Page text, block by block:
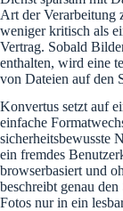
Art der Verarbeitung
weniger kritisch als
Vertrag. Sobald
enthalten, wird eine
von Dateien auf den
Konvertus setzt auf
einfache
sicherheitsbewusste
ein fremdes
browserbasiert und
beschreibt genau
Fotos nur in ein